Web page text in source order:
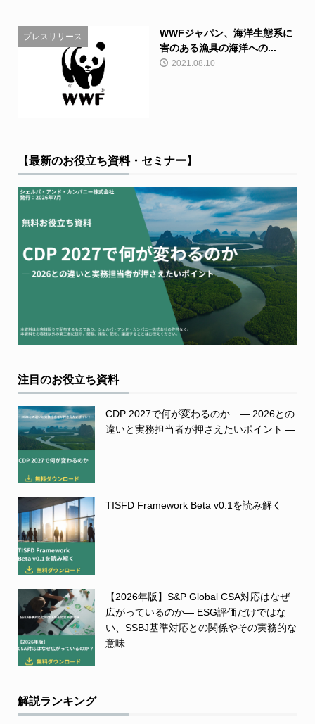
プレスリリース
WWFジャパン、海洋生態系に
害のある漁具の海洋への...
2021.08.10
【最新のお役立ち資料・セミナー】
注目のお役立ち資料
CDP 2027で何が変わるのか ― 2026との
違いと実務担当者が押さえたいポイント ―
TISFD Framework Beta v0.1を読み解く
【2026年版】S&P Global CSA対応はなぜ
広がっているのか― ESG評価だけではな
い、SSBJ基準対応との関係やその実務的な
意味 ―
解説ランキング